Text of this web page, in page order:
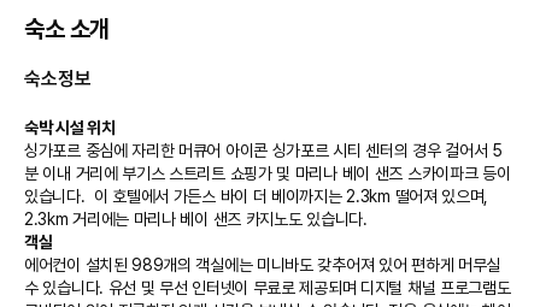
숙소 소개
숙소정보
숙박 시설 위치
싱가포르 중심에 자리한 머큐어 아이콘 싱가포르 시티 센터의 경우 걸어서 5
분 이내 거리에 부기스 스트리트 쇼핑가 및 마리나 베이 샌즈 스카이파크 등이
있습니다.  이 호텔에서 가든스 바이 더 베이까지는 2.3km 떨어져 있으며,
2.3km 거리에는 마리나 베이 샌즈 카지노도 있습니다.
객실
에어컨이 설치된 989개의 객실에는 미니바도 갖추어져 있어 편하게 머무실
수 있습니다. 유선 및 무선 인터넷이 무료로 제공되며 디지털 채널 프로그램도